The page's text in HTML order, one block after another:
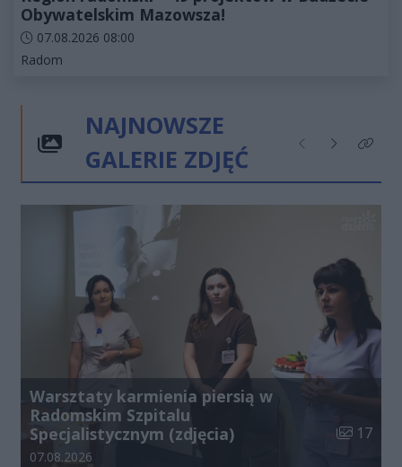
Obywatelskim Mazowsza!
Data dodania artykułu:
07.08.2026 08:00
Kategorie artykułu:
Radom
NAJNOWSZE
GALERIE ZDJĘĆ
Poprzednie
NastępneKliknij
Warsztaty karmienia piersią w
Radomskim Szpitalu
Specjalistycznym (zdjęcia)
Liczba
17
Data dodania galerii:
07.08.2026